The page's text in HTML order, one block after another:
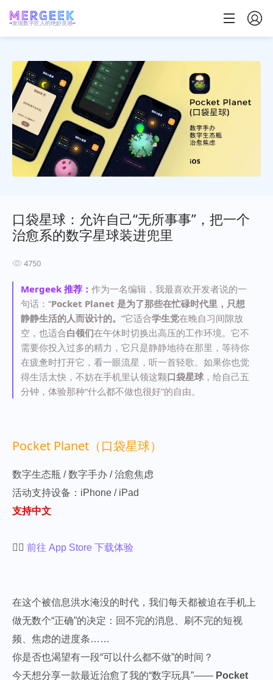
发现数字匠人的绝妙灵感
口袋星球：允许自己“无所事事”，把一个
治愈系的数字星球装进兜里
4750
Mergeek 推荐： 作为一名编辑，我最喜欢开发者说的一
句话：“Pocket Planet 是为了那些在忙碌时代里，只想
静静生活的人而设计的。 ”它适合学生党在晚自习间隙放
空，也适合白领们在午休时切换出高压的工作环境。它不
需要你投入过多的精力，它只是静静地待在那里，等待你
在疲惫时打开它，看一眼流星，听一首轻歌。如果你也觉
得生活太快，不妨在手机里认领这颗口袋星球 ，给自己五
分钟，体验那种“什么都不做也很好”的自由。
Pocket Planet（口袋星球）
数字生态瓶 / 数字手办 / 治愈焦虑
活动支持设备：iPhone / iPad
支持中文
👉🏻 前往 App Store 下载体验
在这个被信息洪水淹没的时代，我们每天都被迫在手机上
做无数个“正确”的决定：回不完的消息、刷不完的短视
频、焦虑的进度条……
你是否也渴望有一段“可以什么都不做”的时间？
今天想分享一款最近治愈了我的“数字玩具”—— Pocket